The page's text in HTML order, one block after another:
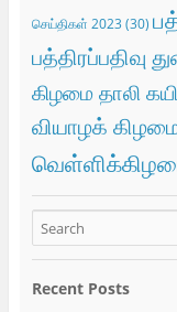
செய்திகள் 2023 (30)
பத்திரப்பதிவு
கிழமை தாலி
வியாழக்
Recent Posts